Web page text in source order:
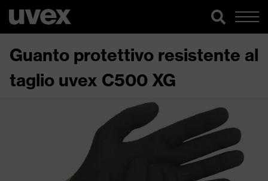
Guanto protettivo resistente al
taglio uvex C500 XG